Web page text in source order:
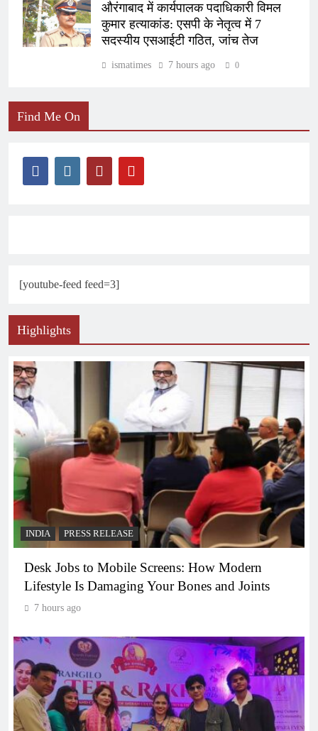
औरंगाबाद में कार्यपालक पदाधिकारी विमल
कुमार हत्याकांड: एसपी के नेतृत्व में 7
सदस्यीय एसआईटी गठित, जांच तेज
ismatimes 7 hours ago 0
Find Me On
[youtube-feed feed=3]
Highlights
INDIA PRESS RELEASE
Desk Jobs to Mobile Screens: How Modern
Lifestyle Is Damaging Your Bones and Joints
7 hours ago